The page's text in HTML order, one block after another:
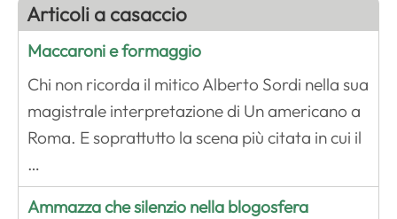
Articoli a casaccio
Maccaroni e formaggio
Chi non ricorda il mitico Alberto Sordi nella sua
magistrale interpretazione di Un americano a
Roma. E soprattutto la scena più citata in cui il
…
Ammazza che silenzio nella blogosfera